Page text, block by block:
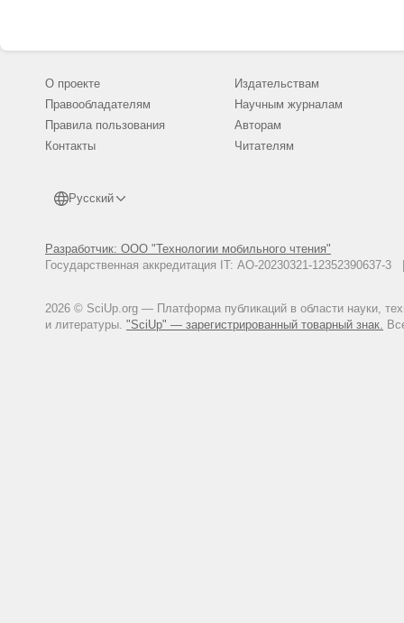
О проекте
Правообладателям
Правила пользования
Контакты
Русский
Разработчик: ООО "Технологии мобильного чтения"
Государственная аккредитация IT: АО-20230321-
2026 © SciUp.org — Платформа публикаций в области науки,
и литературы. "SciUp" — зарегистрированный товарный знак.
Издательствам
Научным журналам
Авторам
Читателям